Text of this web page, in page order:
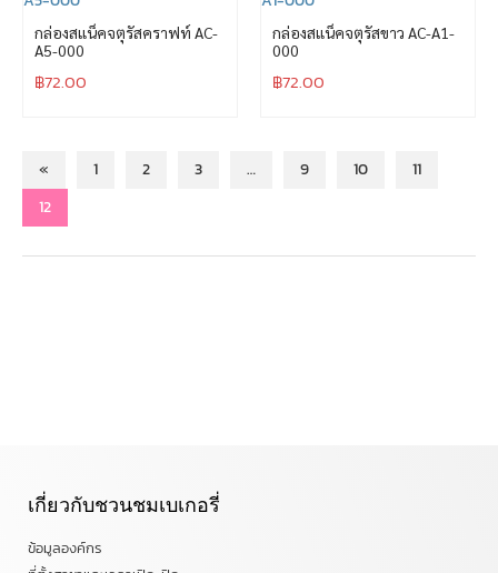
กล่องสแน็คจตุรัสคราฟท์ AC-
A5-000
฿72.00
กล่องสแน็คจตุรัสขาว AC-A1-
000
฿72.00
« 1 2 3 … 9 10
11
12
เกี่ยวกับชวนชมเบเกอรี่
ข้อมูลองค์กร